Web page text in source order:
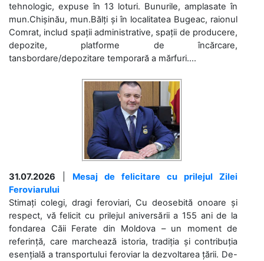
tehnologic, expuse în 13 loturi. Bunurile, amplasate în
mun.Chișinău, mun.Bălți și în localitatea Bugeac, raionul
Comrat, includ spații administrative, spații de producere,
depozite, platforme de încărcare,
tansbordare/depozitare temporară a mărfuri....
31.07.2026
Mesaj de felicitare cu prilejul Zilei
Feroviarului
Stimați colegi, dragi feroviari, Cu deosebită onoare și
respect, vă felicit cu prilejul aniversării a 155 ani de la
fondarea Căii Ferate din Moldova – un moment de
referință, care marchează istoria, tradiția și contribuția
esențială a transportului feroviar la dezvoltarea țării. De-